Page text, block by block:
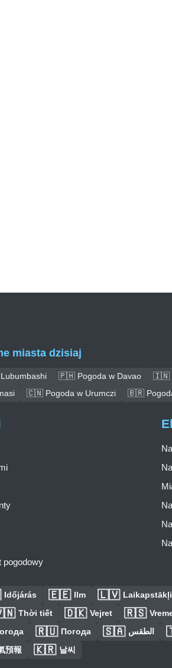
miasta dzisiaj
🇵🇭 Pogoda w Davao 🇮🇳
🇨🇳 Pogoda w Urumczi 🇧🇷
pogodowy
Időjárás 🇪🇪 Ilm 🇱🇻 Laikapstākļi
Thời tiết 🇩🇰 Vejret 🇷🇸
🇷🇺 Погода 🇸🇦 الطقس
預報 🇰🇷 날씨